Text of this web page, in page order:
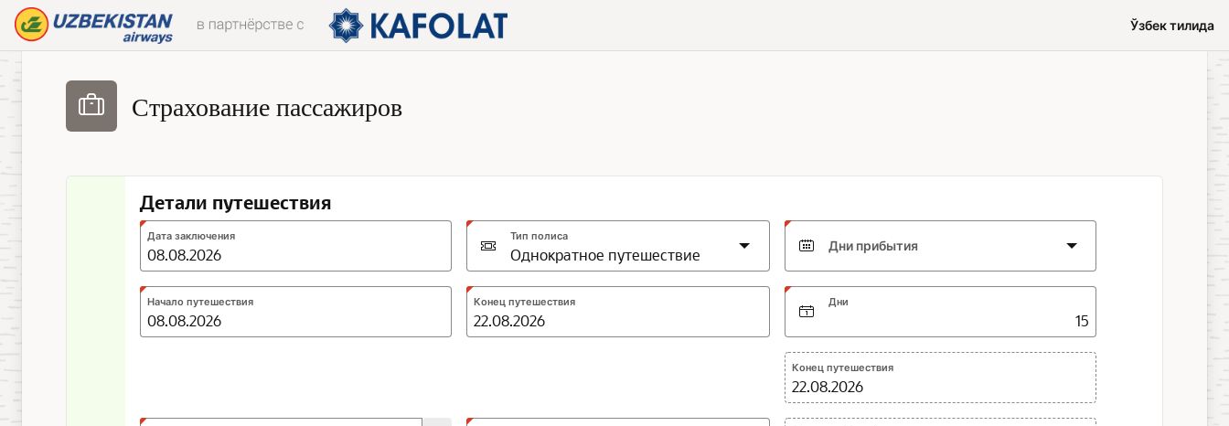
Skip to Main Content
Ўзбек тилида
Страхование пассажиров
Детали путешествия
Дата заключения
Expected
format:
DD.MM.YYYY
Тип полиса
Дни прибытия
Начало путешествия
Expected
format:
DD.MM.YYYY
Конец путешествия
Expected
format:
DD.MM.YYYY
Дни
Конец путешествия
22.08.2026